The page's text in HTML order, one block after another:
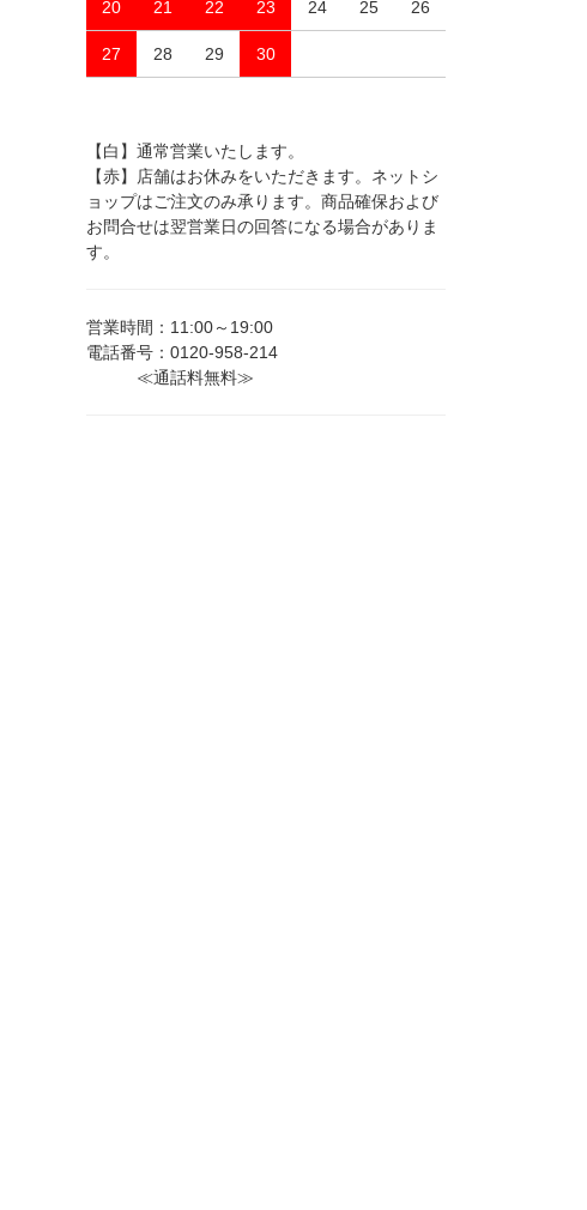
20 21 22 23 24 25 26
27 28 29 30
【白】通常営業いたします。
【赤】店舗はお休みをいただきます。ネットシ
ョップはご注文のみ承ります。商品確保および
お問合せは翌営業日の回答になる場合がありま
す。
営業時間：11:00～19:00
電話番号：0120-958-214
≪通話料無料≫